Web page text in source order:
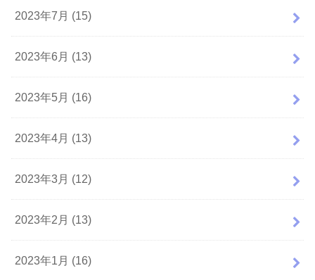
2023年7月 (15)
2023年6月 (13)
2023年5月 (16)
2023年4月 (13)
2023年3月 (12)
2023年2月 (13)
2023年1月 (16)